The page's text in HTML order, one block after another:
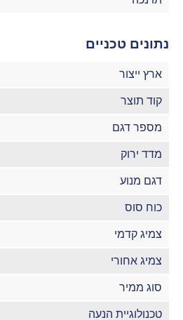
נתונים טכניים
ארץ ייצור
קוד תוצר
מספר דגם
מדד ירוק
דגם מנוע
כוח סוס
צמיג קדמי
צמיג אחורי
סוג ממיר
טכנולוגיית הנעה